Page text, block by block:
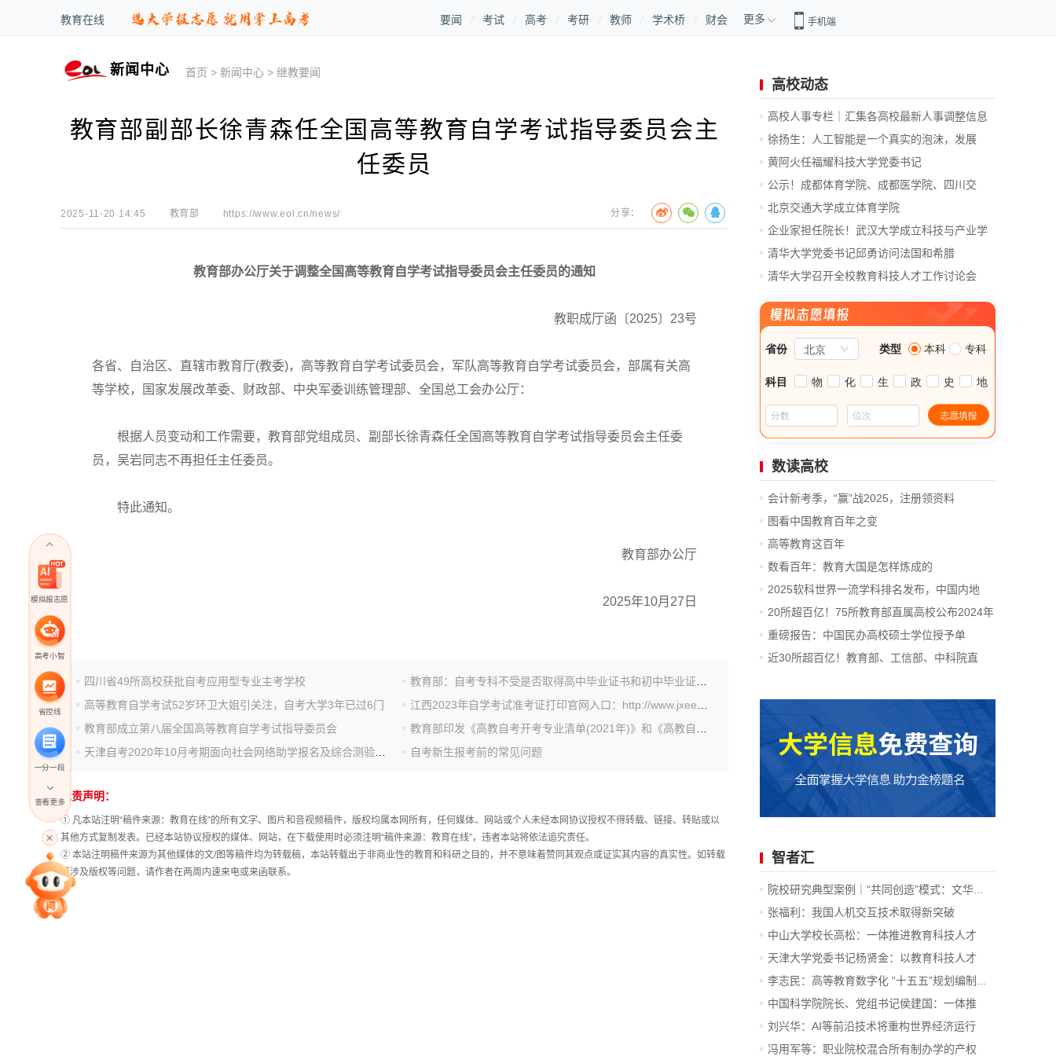
教育在线 要闻 考试 高考 考研 教师 学术桥 财会 更多 手机端
新闻中心 首页 >新闻中心 >继教要闻
教育部副部长徐青森任全国高等教育自学考试指导委员会主
任委员
2025-11-20 14:45 教育部 https://www.eol.cn/news/ 分享：
教育部办公厅关于调整全国高等教育自学考试指导委员会主任委员的通知
教职成厅函〔2025〕23号
各省、自治区、直辖市教育厅(教委)，高等教育自学考试委员会，军队高等教育自学考试委员会，部属有关高
等学校，国家发展改革委、财政部、中央军委训练管理部、全国总工会办公厅：
根据人员变动和工作需要，教育部党组成员、副部长徐青森任全国高等教育自学考试指导委员会主任委
员，吴岩同志不再担任主任委员。
特此通知。
教育部办公厅
2025年10月27日
四川省49所高校获批自考应用型专业主考学校
高等教育自学考试52岁环卫大姐引关注，自考大学3年已过6门
教育部成立第八届全国高等教育自学考试指导委员会
自考新生报考前的常见问题
免责声明：
① 凡本站注明“稿件来源：教育在线”的所有文字、图片和音视频稿件，版权均属本网所有，任何媒体、网站或个人未经本网协议授权不得转载、链接、转贴或以
其他方式复制发表。已经本站协议授权的媒体、网站，在下载使用时必须注明“稿件来源：教育在线”，违者本站将依法追究责任。
② 本站注明稿件来源为其他媒体的文/图等稿件均为转载稿，本站转载出于非商业性的教育和科研之目的，并不意味着赞同其观点或证实其内容的真实性。如转载
稿涉及版权等问题，请作者在两周内速来电或来函联系。
高校动态
高校人事专栏｜汇集各高校最新人事调整信息
徐扬生：人工智能是一个真实的泡沫，发展
前...
黄阿火任福耀科技大学党委书记
公示！成都体育学院、成都医学院、四川交
通...
北京交通大学成立体育学院
企业家担任院长！武汉大学成立科技与产业学
院
清华大学党委书记邱勇访问法国和希腊
清华大学召开全校教育科技人才工作讨论会
模拟报志愿
高考小智
省控线
一分一段
高考直播
专家指导课
查看更多
数读高校
会计新考季，“赢”战2025，注册领资料
图看中国教育百年之变
高等教育这百年
数看百年：教育大国是怎样炼成的
2025软科世界一流学科排名发布，中国内地
14...
20所超百亿！75所教育部直属高校公布2024年
决算
重磅报告：中国民办高校硕士学位授予单
位、...
近30所超百亿！教育部、工信部、中科院直
智者汇
院校研究典型案例｜“共同创造”模式：文华...
张福利：我国人机交互技术取得新突破
中山大学校长高松：一体推进教育科技人才
发...
天津大学党委书记杨贤金：以教育科技人才
一...
李志民：高等教育数字化 “十五五”规划编制...
中国科学院院长、党组书记侯建国：一体推
进...
刘兴华：AI等前沿技术将重构世界经济运行
底...
冯用军等：职业院校混合所有制办学的产权